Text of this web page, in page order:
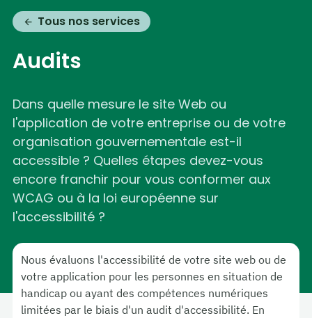
Tous nos services
Audits
Dans quelle mesure le site Web ou
l'application de votre entreprise ou de votre
organisation gouvernementale est-il
accessible ? Quelles étapes devez-vous
encore franchir pour vous conformer aux
WCAG ou à la loi européenne sur
l'accessibilité ?
Nous évaluons l'accessibilité de votre site web ou de
votre application pour les personnes en situation de
handicap ou ayant des compétences numériques
limitées par le biais d'un audit d'accessibilité. En